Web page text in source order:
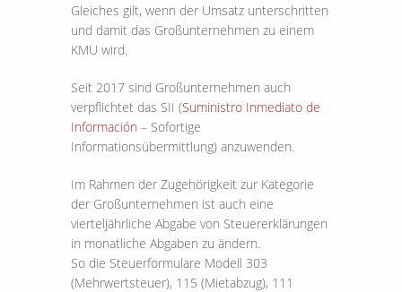
Gleiches gilt, wenn der Umsatz unterschritten
und damit das Großunternehmen zu einem
KMU wird.
Seit 2017 sind Großunternehmen auch
verpflichtet das SII (Suministro Inmediato de
Información – Sofortige
Informationsübermittlung) anzuwenden.
Im Rahmen der Zugehörigkeit zur Kategorie
der Großunternehmen ist auch eine
vierteljährliche Abgabe von Steuererklärungen
in monatliche Abgaben zu ändern.
So die Steuerformulare Modell 303
(Mehrwertsteuer), 115 (Mietabzug), 111